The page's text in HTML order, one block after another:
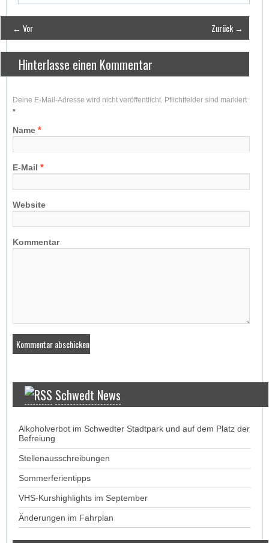
← Vor Zurück →
Hinterlasse einen Kommentar
Deine E-Mail-Adresse wird nicht veröffentlicht. Pflichtfelder sind markiert
*
Name *
E-Mail *
Website
Kommentar
Schwedt News
Alkoholverbot im Schwedter Stadtpark und auf dem Platz der
Befreiung
Stellenausschreibungen
Sommerferientipps
VHS-Kurshighlights im September
Änderungen im Fahrplan